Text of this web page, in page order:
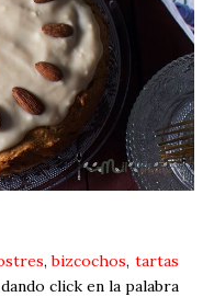
,bizcochos,tartas
click en la palabra